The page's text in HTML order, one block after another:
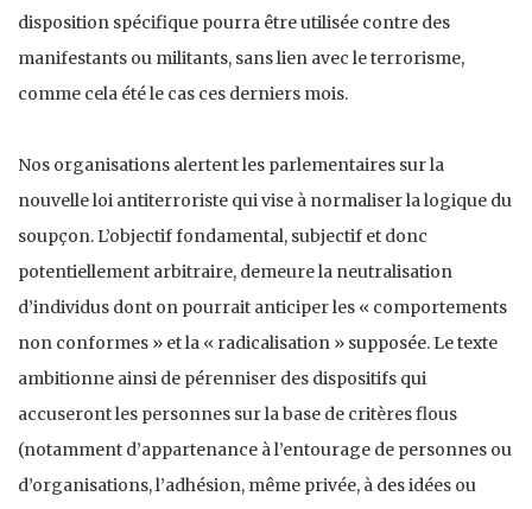
disposition spécifique pourra être utilisée contre des
manifestants ou militants, sans lien avec le terrorisme,
comme cela été le cas ces derniers mois.
Nos organisations alertent les parlementaires sur la
nouvelle loi antiterroriste qui vise à normaliser la logique du
soupçon. L’objectif fondamental, subjectif et donc
potentiellement arbitraire, demeure la neutralisation
d’individus dont on pourrait anticiper les « comportements
non conformes » et la « radicalisation » supposée. Le texte
ambitionne ainsi de pérenniser des dispositifs qui
accuseront les personnes sur la base de critères flous
(notamment d’appartenance à l’entourage de personnes ou
d’organisations, l’adhésion, même privée, à des idées ou